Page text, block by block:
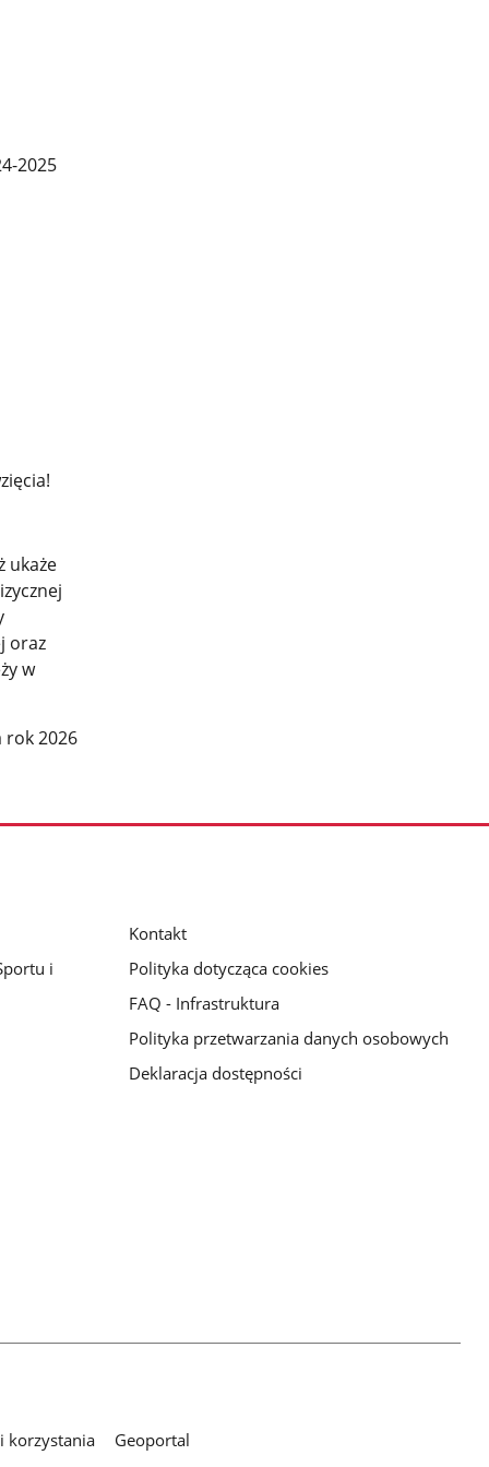
2025
ukaże
oraz
w
rok 2026
i
Kontakt
Polityka dotycząca cookies
FAQ - Infrastruktura
Polityka przetwarzania danych osobowych
Deklaracja dostępności
korzystania Geoportal